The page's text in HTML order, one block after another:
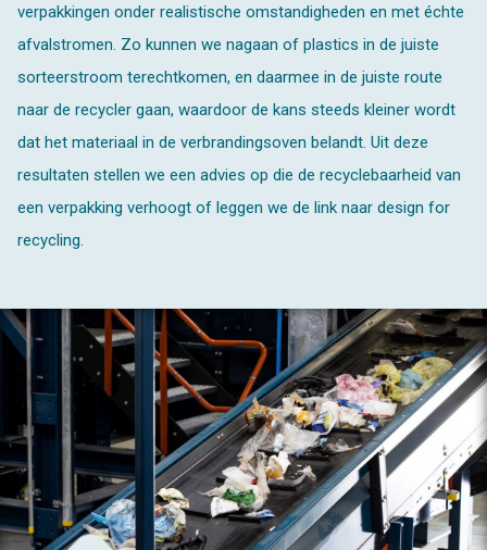
verpakkingen onder realistische omstandigheden en met échte
afvalstromen. Zo kunnen we nagaan of plastics in de juiste
sorteerstroom terechtkomen, en daarmee in de juiste route
naar de recycler gaan, waardoor de kans steeds kleiner wordt
dat het materiaal in de verbrandingsoven belandt. Uit deze
resultaten stellen we een advies op die de recyclebaarheid van
een verpakking verhoogt of leggen we de link naar design for
recycling.